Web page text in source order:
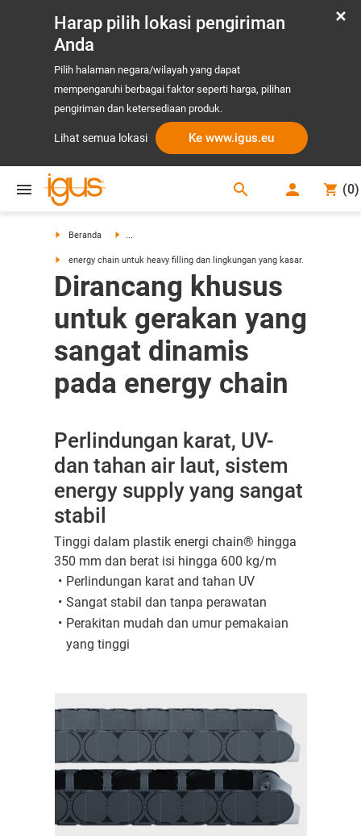
Harap pilih lokasi pengiriman
Anda
Pilih halaman negara/wilayah yang dapat
mempengaruhi berbagai faktor seperti harga, pilihan
pengiriman dan ketersediaan produk.
Lihat semua lokasi Ke www.igus.eu
search (0)
Beranda ...
energy chain untuk heavy filling dan lingkungan yang kasar.
Dirancang khusus
untuk gerakan yang
sangat dinamis
pada energy chain
Perlindungan karat, UV-
dan tahan air laut, sistem
energy supply yang sangat
stabil
Tinggi dalam plastik energi chain® hingga
350 mm dan berat isi hingga 600 kg/m
Perlindungan karat and tahan UV
Sangat stabil dan tanpa perawatan
Perakitan mudah dan umur pemakaian
yang tinggi